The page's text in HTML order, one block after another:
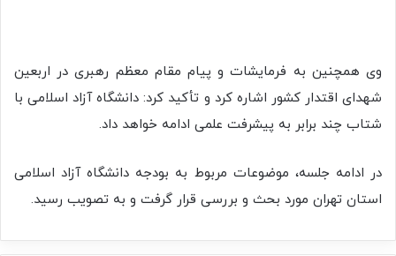
وی همچنین به فرمایشات و پیام مقام معظم رهبری در اربعین
شهدای اقتدار کشور اشاره کرد و تأکید کرد: دانشگاه آزاد اسلامی با
شتاب چند برابر به پیشرفت علمی ادامه خواهد داد.
در ادامه جلسه، موضوعات مربوط به بودجه دانشگاه آزاد اسلامی
استان تهران مورد بحث و بررسی قرار گرفت و به تصویب رسید.